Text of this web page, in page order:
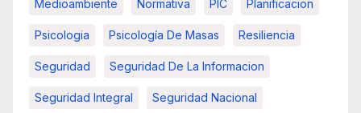
Medioambiente Normativa PIC Planificacion
Psicologia Psicología De Masas Resiliencia
Seguridad Seguridad De La Informacion
Seguridad Integral Seguridad Nacional